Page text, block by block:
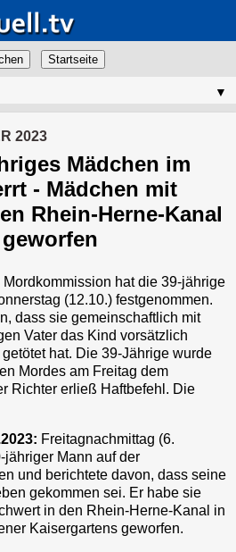
▼
2023
Mädchen im
- Mädchen mit
Rhein-Herne-Kanal
Mordkommission hat die 39-jährige
(12.10.) festgenommen.
dass sie gemeinschaftlich mit
Vater das Kind vorsätzlich
hat. Die 39-Jährige wurde
Mordes am Freitag dem
Richter erließ Haftbefehl. Die
Freitagnachmittag (6.
Mann auf der
und berichtete davon, dass seine
gekommen sei. Er habe sie
in den Rhein-Herne-Kanal in
Kaisergartens geworfen.